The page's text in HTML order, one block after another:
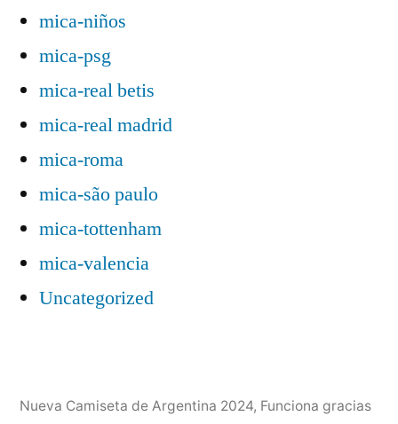
mica-niños
mica-psg
mica-real betis
mica-real madrid
mica-roma
mica-são paulo
mica-tottenham
mica-valencia
Uncategorized
Nueva Camiseta de Argentina 2024, Funciona gracias